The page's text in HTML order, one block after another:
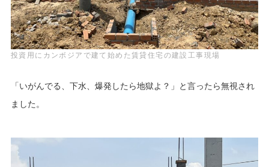
投資用にカンボジアで建て始めた賃貸住宅の建設工事現場
「いがんでる、下水、爆発したら地獄よ？」と言ったら無視され
ました。